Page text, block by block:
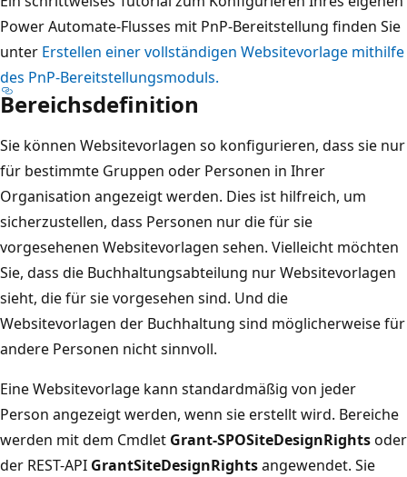
Power Automate-Flusses mit PnP-Bereitstellung finden Sie
unter Erstellen einer vollständigen Websitevorlage mithilfe
des PnP-Bereitstellungsmoduls.
Bereichsdefinition
Sie können Websitevorlagen so konfigurieren, dass sie nur
für bestimmte Gruppen oder Personen in Ihrer
Organisation angezeigt werden. Dies ist hilfreich, um
sicherzustellen, dass Personen nur die für sie
vorgesehenen Websitevorlagen sehen. Vielleicht möchten
Sie, dass die Buchhaltungsabteilung nur Websitevorlagen
sieht, die für sie vorgesehen sind. Und die
Websitevorlagen der Buchhaltung sind möglicherweise für
andere Personen nicht sinnvoll.
Eine Websitevorlage kann standardmäßig von jeder
Person angezeigt werden, wenn sie erstellt wird. Bereiche
werden mit dem Cmdlet Grant-SPOSiteDesignRightsoder
der REST-API GrantSiteDesignRightsangewendet. Sie